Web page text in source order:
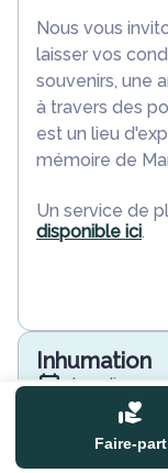
Faire-part
Nous vous
laisser vos
souvenirs, une
à travers des
est un lieu
mémoire de
Un service de
disponible ici.
Inhumation
lundi 09
Cimetière
37150 Bléré